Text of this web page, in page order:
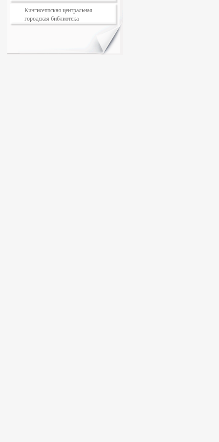
Кингисеппская центральная
городская библиотека